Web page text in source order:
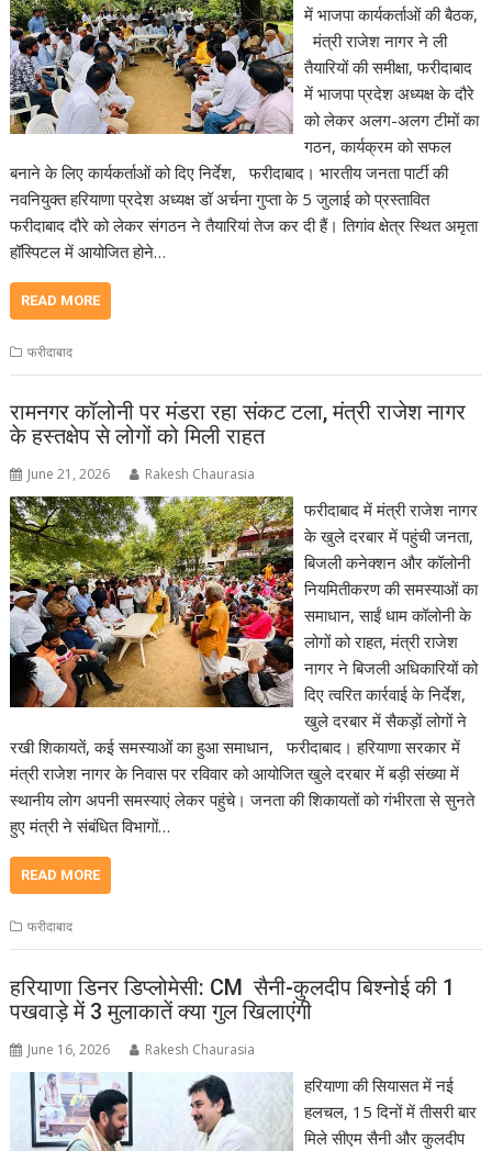
में भाजपा कार्यकर्ताओं की बैठक,
मंत्री राजेश नागर ने ली
तैयारियों की समीक्षा, फरीदाबाद
में भाजपा प्रदेश अध्यक्ष के दौरे
को लेकर अलग-अलग टीमों का
गठन, कार्यक्रम को सफल
बनाने के लिए कार्यकर्ताओं को दिए निर्देश, फरीदाबाद। भारतीय जनता पार्टी की
नवनियुक्त हरियाणा प्रदेश अध्यक्ष डॉ अर्चना गुप्ता के 5 जुलाई को प्रस्तावित
फरीदाबाद दौरे को लेकर संगठन ने तैयारियां तेज कर दी हैं। तिगांव क्षेत्र स्थित अमृता
हॉस्पिटल में आयोजित होने…
READ MORE
फरीदाबाद
रामनगर कॉलोनी पर मंडरा रहा संकट टला, मंत्री राजेश नागर
के हस्तक्षेप से लोगों को मिली राहत
June 21, 2026 Rakesh Chaurasia
फरीदाबाद में मंत्री राजेश नागर
के खुले दरबार में पहुंची जनता,
बिजली कनेक्शन और कॉलोनी
नियमितीकरण की समस्याओं का
समाधान, साईं धाम कॉलोनी के
लोगों को राहत, मंत्री राजेश
नागर ने बिजली अधिकारियों को
दिए त्वरित कार्रवाई के निर्देश,
खुले दरबार में सैकड़ों लोगों ने
रखी शिकायतें, कई समस्याओं का हुआ समाधान, फरीदाबाद। हरियाणा सरकार में
मंत्री राजेश नागर के निवास पर रविवार को आयोजित खुले दरबार में बड़ी संख्या में
स्थानीय लोग अपनी समस्याएं लेकर पहुंचे। जनता की शिकायतों को गंभीरता से सुनते
हुए मंत्री ने संबंधित विभागों…
READ MORE
फरीदाबाद
हरियाणा डिनर डिप्लोमेसी: CM सैनी-कुलदीप बिश्नोई की 1
पखवाड़े में 3 मुलाकातें क्या गुल खिलाएंगी
June 16, 2026 Rakesh Chaurasia
हरियाणा की सियासत में नई
हलचल, 15 दिनों में तीसरी बार
मिले सीएम सैनी और कुलदीप